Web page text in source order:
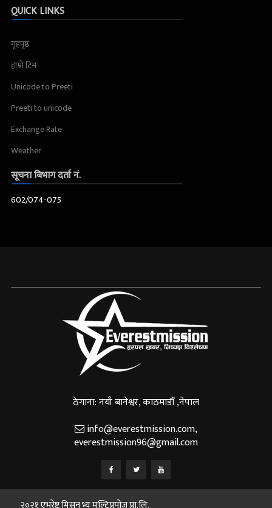
QUICK LINKS
गृहपृष्ठ
हाम्रो टिम
Unicode to Preeti
Preeti to unicode
Exchange Rate
Weather
सूचना बिभाग दर्ता नं.
602/074-075
ठेगाना: नयाँ बानेश्वर, काठमाडौँ ,नेपाल
info@everestmission.com,
everestmission96@gmail.com